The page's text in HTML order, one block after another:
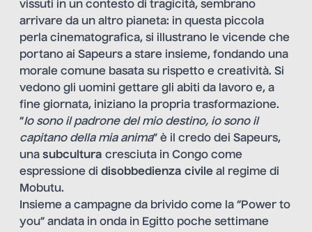
vissuti in un contesto di tragicità, sembrano
arrivare da un altro pianeta: in questa piccola
perla cinematografica, si illustrano le vicende che
portano ai Sapeurs a stare insieme, fondando una
morale comune basata su rispetto e creatività. Si
vedono gli uomini gettare gli abiti da lavoro e, a
fine giornata, iniziano la propria trasformazione.
“Io sono il padrone del mio destino, io sono il
capitano della mia anima” è il credo dei Sapeurs,
una subcultura cresciuta in Congo come
espressione di disobbedienza civile al regime di
Mobutu.
Insieme a campagne da brivido come la “Power to
you” andata in onda in Egitto poche settimane